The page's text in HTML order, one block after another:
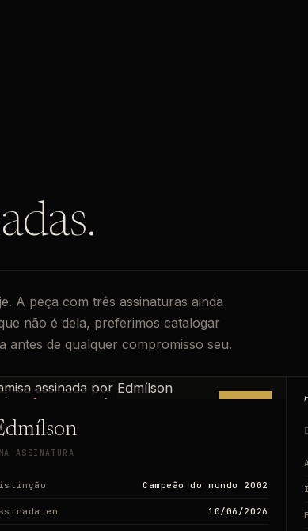
A peça com três assinaturas ainda
não é dela, preferimos catalogar
antes de qualquer compromisso seu.
SÉRIE [BR26-XXXXXX] PRONTA
ASSINATURA
Campeão do mundo 2002
em 10/06/2026